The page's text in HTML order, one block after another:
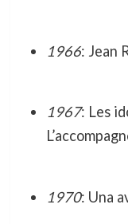
1966: Jean
1967: Les
1970: Una